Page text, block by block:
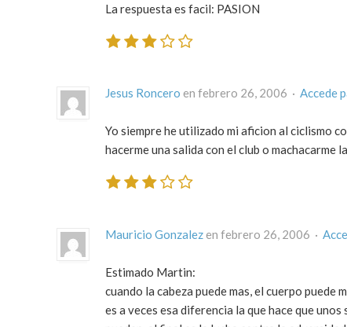
La respuesta es facil: PASION
Jesus Roncero en febrero 26, 2006 · Accede
Yo siempre he utilizado mi aficion al ciclismo
hacerme una salida con el club o
Mauricio Gonzalez en febrero 26, 2006 ·
Estimado Martin:
cuando la cabeza puede mas, el cuerpo puede
es a veces esa diferencia la que hace que